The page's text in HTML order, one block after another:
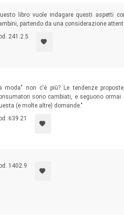
libro vuole indagare questi aspetti
partendo da una considerazione
241.2.5
moda" non c'è più? Le tendenze
sono cambiati, e seguono
(e molte altre) domande."
639.21
1402.9